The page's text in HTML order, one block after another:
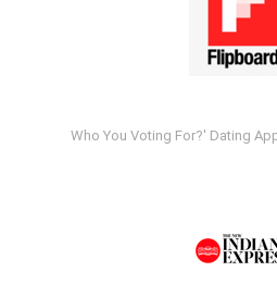
Who You Voting For?' Dating